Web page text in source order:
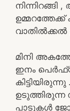
ഉമ്മറത്തേക്ക്
വാതിൽക്കൽ
മിനി
ഇനം
ഉടുത്തിരുന്ന
പാടുകൾ